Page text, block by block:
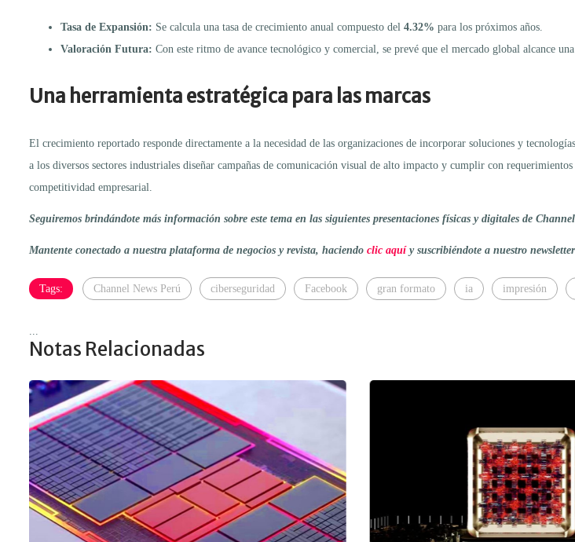
Tasa de Expansión: Se calcula una tasa de crecimiento anual compuesto del 4.32% para los próximos años.
Valoración Futura: Con este ritmo de avance tecnológico y comercial, se prevé que el mercado global alcance
Una herramienta estratégica para las marcas
El crecimiento reportado responde directamente a la necesidad de las organizaciones de incorporar soluciones y
a los diversos sectores industriales diseñar campañas de comunicación visual de alto impacto y cumplir con
competitividad empresarial.
Seguiremos brindándote más información sobre este tema en las siguientes presentaciones físicas y digitales de
Mantente conectado a nuestra plataforma de negocios y revista, haciendo clic aquíy suscribiéndote a nuestro
Tags: Channel News Perú ciberseguridad Facebook gran formato ia impresión
Notas Relacionadas